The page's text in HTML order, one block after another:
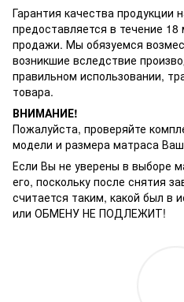
Гарантия качества продукции
предоставляется в течение
продажи. Мы обязуемся
возникшие вследствие
правильном использовании,
товара.
ВНИМАНИЕ!
Пожалуйста, проверяйте
модели и размера матраса
Если Вы не уверены в выборе
его, поскольку после снятия
считается таким, какой был в
или ОБМЕНУ НЕ ПОДЛЕЖИТ!